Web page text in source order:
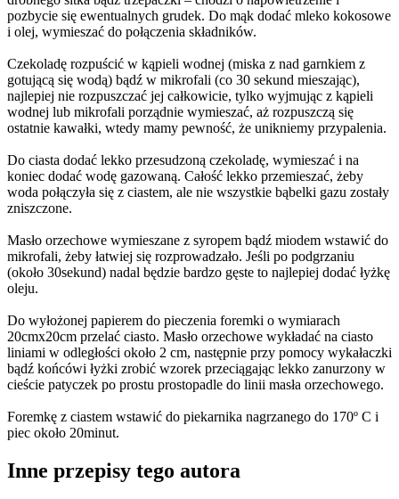
pozbycie się ewentualnych grudek. Do mąk dodać mleko kokosowe
i olej, wymieszać do połączenia składników.
Czekoladę rozpuścić w kąpieli wodnej (miska z nad garnkiem z
gotującą się wodą) bądź w mikrofali (co 30 sekund mieszając),
najlepiej nie rozpuszczać jej całkowicie, tylko wyjmując z kąpieli
wodnej lub mikrofali porządnie wymieszać, aż rozpuszczą się
ostatnie kawałki, wtedy mamy pewność, że unikniemy przypalenia.
Do ciasta dodać lekko przesudzoną czekoladę, wymieszać i na
koniec dodać wodę gazowaną. Całość lekko przemieszać, żeby
woda połączyła się z ciastem, ale nie wszystkie bąbelki gazu zostały
zniszczone.
Masło orzechowe wymieszane z syropem bądź miodem wstawić do
mikrofali, żeby łatwiej się rozprowadzało. Jeśli po podgrzaniu
(około 30sekund) nadal będzie bardzo gęste to najlepiej dodać łyżkę
oleju.
Do wyłożonej papierem do pieczenia foremki o wymiarach
20cmx20cm przelać ciasto. Masło orzechowe wykładać na ciasto
liniami w odległości około 2 cm, następnie przy pomocy wykałaczki
bądź końcówi łyżki zrobić wzorek przeciągając lekko zanurzony w
cieście patyczek po prostu prostopadle do linii masła orzechowego.
Foremkę z ciastem wstawić do piekarnika nagrzanego do 170º C i
piec około 20minut.
Inne przepisy tego autora